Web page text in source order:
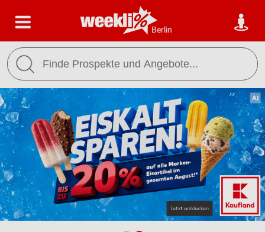
Berlin